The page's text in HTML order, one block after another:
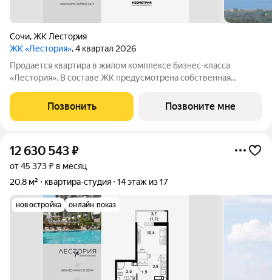
Сочи,ЖК Лестория
ЖК «Лестория», 4 квартал 2026
Продается квартира в жилом комплексе бизнес-класса
«Лестория». В составе ЖК предусмотрена собственная
подогреваемыми бассейнами, что соответствуют стандартам
бизнес-класса. Аквазона объединяет взрослый и
Позвонить Позвоните мне
12 630 543₽
от 45 373 ₽ в месяц
20,8 м²
квартира-студия 14 этаж из 17
новостройка онлайн показ